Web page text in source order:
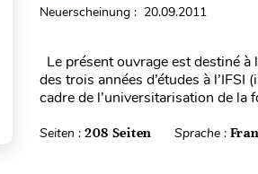
Neuerscheinung : 20.09.2011
Le présent ouvrage est destiné à
des trois années d’études à
cadre de l’universitarisation de la
Seiten : 208 Seiten Sprache :